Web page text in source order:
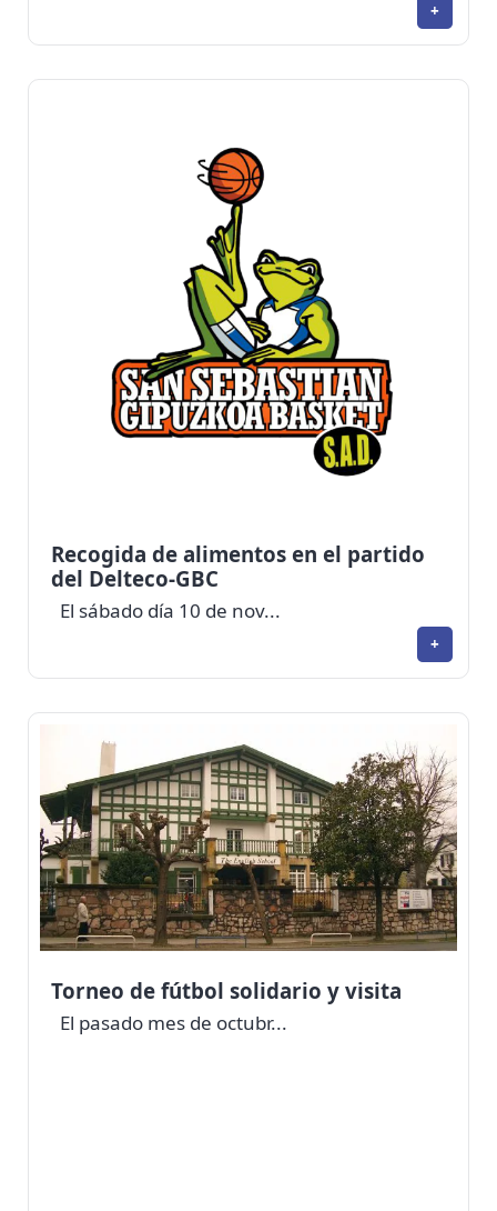
+
Recogida de alimentos en el partido
del Delteco-GBC
El sábado día 10 de nov...
+
Torneo de fútbol solidario y visita
El pasado mes de octubr...